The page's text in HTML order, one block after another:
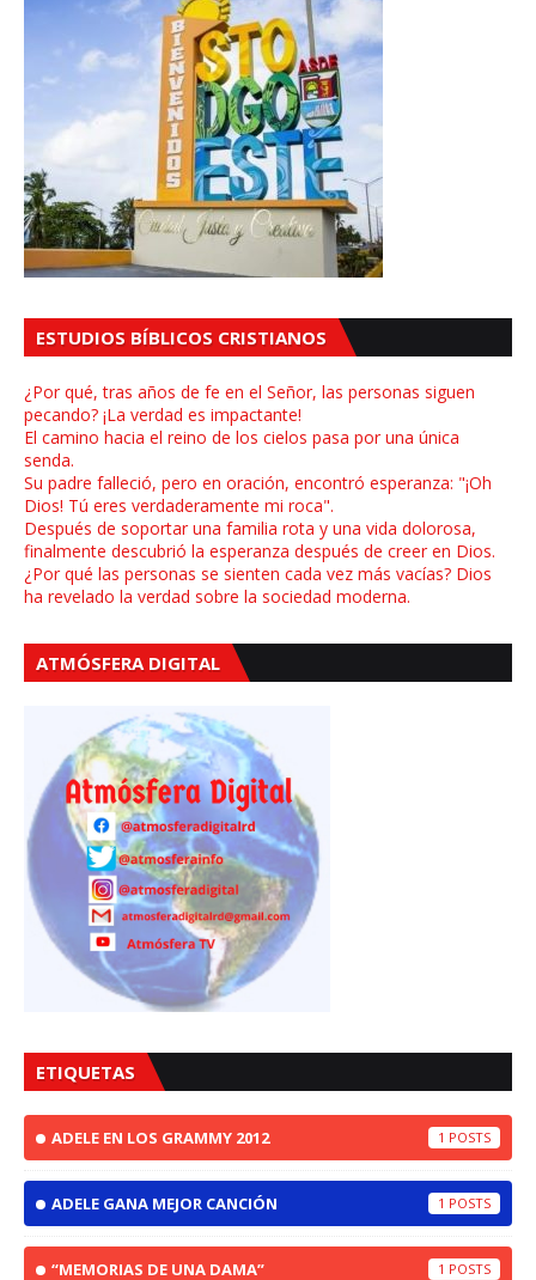
ESTUDIOS BÍBLICOS CRISTIANOS
¿Por qué, tras años de fe en el Señor, las personas siguen
pecando? ¡La verdad es impactante!
El camino hacia el reino de los cielos pasa por una única
senda.
Su padre falleció, pero en oración, encontró esperanza: "¡Oh
Dios! Tú eres verdaderamente mi roca".
Después de soportar una familia rota y una vida dolorosa,
finalmente descubrió la esperanza después de creer en Dios.
¿Por qué las personas se sienten cada vez más vacías? Dios
ha revelado la verdad sobre la sociedad moderna.
ATMÓSFERA DIGITAL
ETIQUETAS
ADELE EN LOS GRAMMY 2012 1
ADELE GANA MEJOR CANCIÓN 1
“MEMORIAS DE UNA DAMA” 1